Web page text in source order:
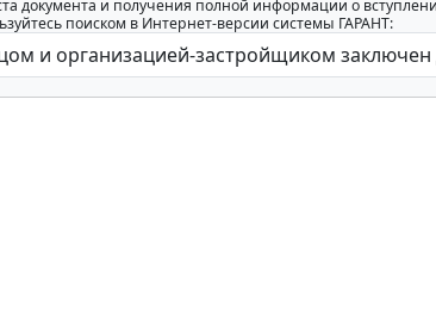
документа и получения полной информации о
поиском в Интернет-версии системы ГАРАНТ: